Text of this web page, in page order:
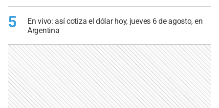
5
En vivo: así cotiza el dólar hoy, jueves 6 de agosto, en
Argentina